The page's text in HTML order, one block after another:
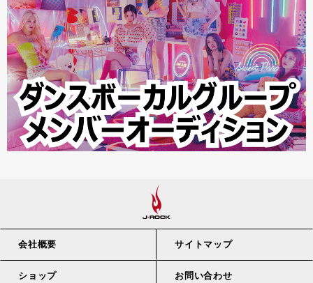
会社概要 サイトマップ
ショップ お問い合わせ